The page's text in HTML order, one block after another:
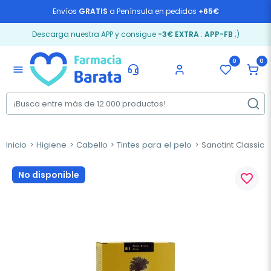
Envíos GRATIS a Península en pedidos +65€
Descarga nuestra APP y consigue -3€ EXTRA: APP-FB ;)
menu
0 0
Inicio Higiene Cabello Tintes para el pelo Sanotint Classic
No disponible favorite_border